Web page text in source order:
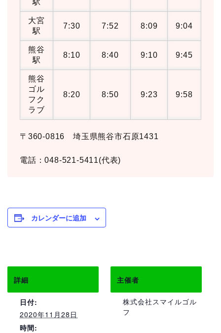
駅
大宮
駅
7:30 7:52 8:09 9:04
熊谷
駅
8:10 8:40 9:10 9:45
熊谷
ゴル
フク
ラブ
8:20 8:50 9:23 9:58
〒360-0816 埼玉県熊谷市石原1431
電話：048-521-5411(代表)
カレンダーに追加
詳細
日付:
2020年11月28日
時間:
主催者
株式会社スマイルゴル
フ